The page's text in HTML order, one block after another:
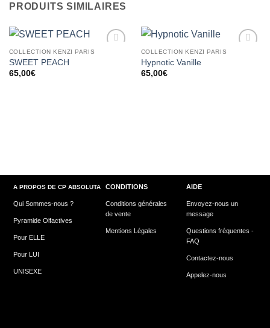
PRODUITS SIMILAIRES
COLLECTION KENZI PARIS
SWEET PEACH
65,00€
COLLECTION KENZI PARIS
Hypnotic Vanille
65,00€
A PROPOS DE CP ABSOLUTA
Qui Sommes-nous ?
Pyramide Olfactives
Pour ELLE
Pour LUI
UNISEXE
CONDITIONS
Conditions générales
de vente
Mentions Légales
AIDE
Envoyez-nous un
message
Questions fréquentes -
FAQ
Contactez-nous
Appelez-nous